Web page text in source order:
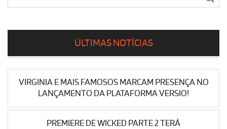
ÚLTIMAS NOTÍCIAS
VIRGINIA E MAIS FAMOSOS MARCAM PRESENÇA NO
LANÇAMENTO DA PLATAFORMA VERSIO!
PREMIERE DE WICKED PARTE 2 TERÁ